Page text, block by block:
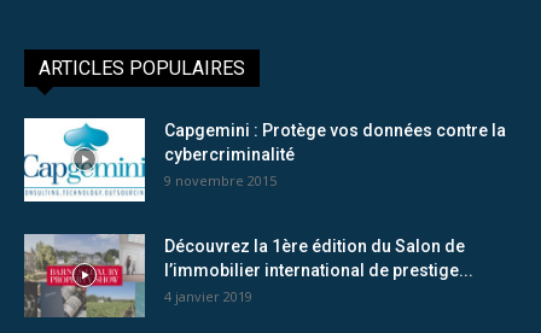
ARTICLES POPULAIRES
Capgemini : Protège vos données contre la
cybercriminalité
9 novembre 2015
Découvrez la 1ère édition du Salon de
l’immobilier international de prestige...
4 janvier 2019